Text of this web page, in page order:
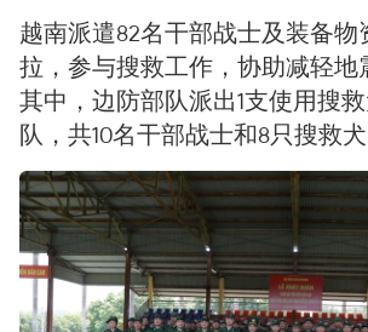
越南派遣82名干部战士及装备物
拉，参与搜救工作，协助减轻地
其中，边防部队派出1支使用搜
队，共10名干部战士和8只搜救犬